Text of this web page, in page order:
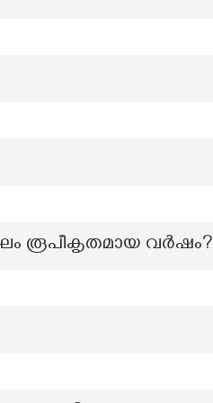
രൂപീകൃതമായ വർഷം?